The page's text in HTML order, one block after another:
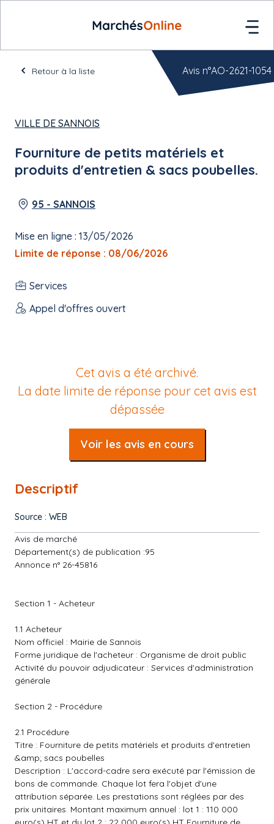
Retour à la liste
VILLE DE SANNOIS
Fourniture de petits matériels et
produits d'entretien & sacs poubelles.
95 - SANNOIS
Mise en ligne : 13/05/2026
Limite de réponse : 08/06/2026
Services
Appel d'offres ouvert
Avis n°AO-2621-1054
Cet avis a été archivé.
La date limite de réponse pour cet avis est
dépassée
Voir les avis en cours
Descriptif
Source : WEB
Avis de marché
Département(s) de publication :95
Annonce n° 26-45816
Section 1 - Acheteur
1.1 Acheteur
Nom officiel : Mairie de Sannois
Forme juridique de l'acheteur : Organisme de droit public
Activité du pouvoir adjudicateur : Services d'administration
générale
Section 2 - Procédure
2.1 Procédure
Titre : Fourniture de petits matériels et produits d'entretien
&amp; sacs poubelles
Description : L'accord-cadre sera exécuté par l'émission de
bons de commande. Chaque lot fera l'objet d'une
attribution séparée. Les prestations sont réglées par des
prix unitaires. Montant maximum annuel : lot 1 : 110 000